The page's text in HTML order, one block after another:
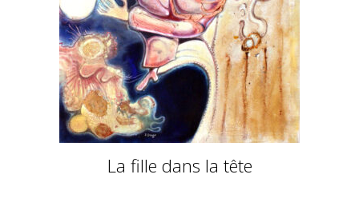
La fille dans la tête